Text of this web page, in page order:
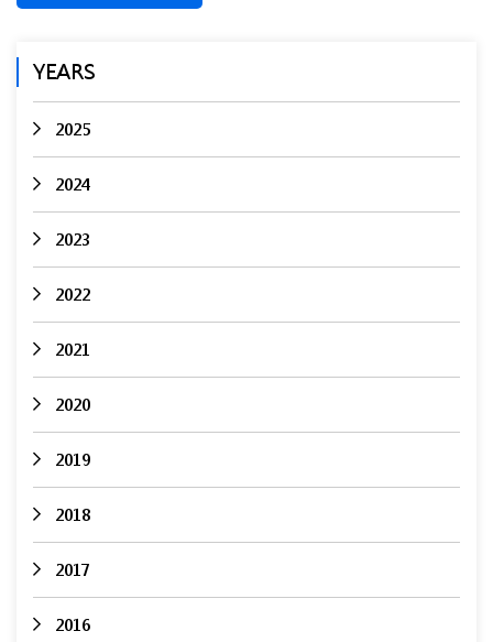
YEARS
2025
2024
2023
2022
2021
2020
2019
2018
2017
2016